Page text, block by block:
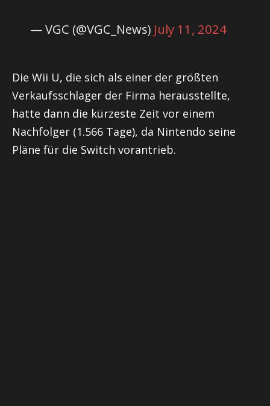
— VGC (@VGC_News) July 11, 2024
Die Wii U, die sich als einer der größten
Verkaufsschlager der Firma herausstellte,
hatte dann die kürzeste Zeit vor einem
Nachfolger (1.566 Tage), da Nintendo seine
Pläne für die Switch vorantrieb.